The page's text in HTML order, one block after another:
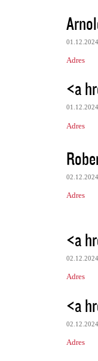
01.12.2024
Adres
<a
01.12.2024
Adres
02.12.2024
Adres
<a
02.12.2024
Adres
<a
02.12.2024
Adres